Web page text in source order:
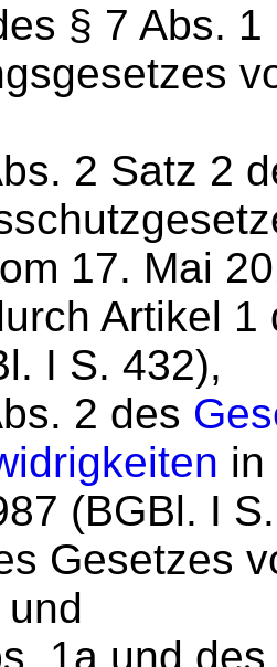
§ 7 Abs.
2 Satz 2
17. Mai
Artikel
I S. 432),
2 des
in
(BGBl. I
Gesetzes
1a und